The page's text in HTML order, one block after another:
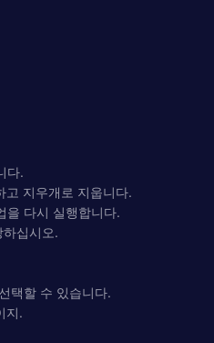
다.
지우개로 지웁니다.
을 다시 실행합니다.
십시오.
택할 수 있습니다.
지.